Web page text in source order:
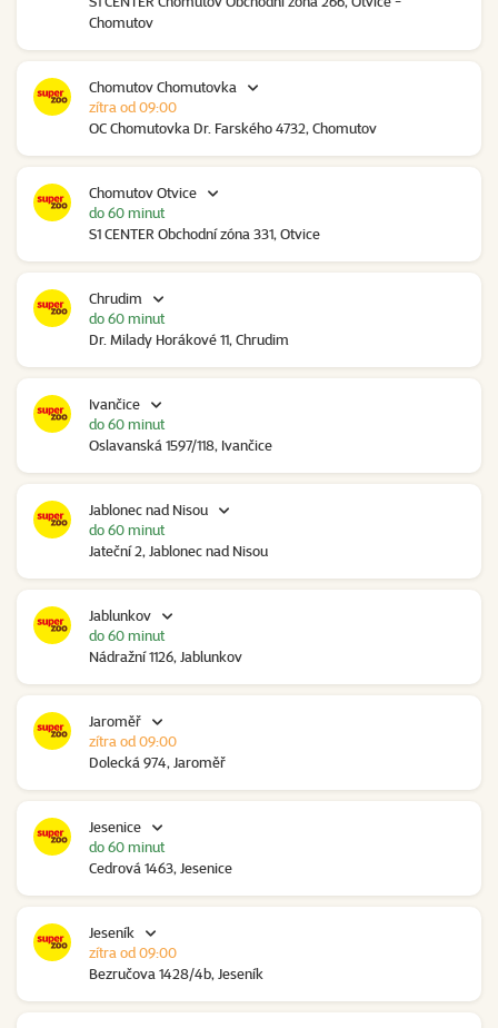
Chomutov
Chomutov Chomutovka
OC Chomutovka Dr. Farského 4732, Chomutov
zítra od 09:00
Chomutov Otvice
S1 CENTER Obchodní zóna 331, Otvice
do 60 minut
Chrudim
Dr. Milady Horákové 11, Chrudim
do 60 minut
Ivančice
Oslavanská 1597/118, Ivančice
do 60 minut
Jablonec nad Nisou
Jateční 2, Jablonec nad Nisou
do 60 minut
Jablunkov
Nádražní 1126, Jablunkov
do 60 minut
Jaroměř
Dolecká 974, Jaroměř
zítra od 09:00
Jesenice
Cedrová 1463, Jesenice
do 60 minut
Jeseník
Bezručova 1428/4b, Jeseník
zítra od 09:00